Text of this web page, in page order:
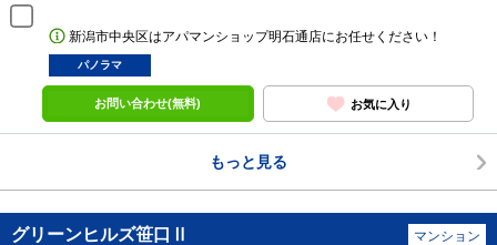
新潟市中央区はアパマンショップ明石通店にお任せください！
パノラマ
お問い合わせ(無料) お気に入り
もっと見る
グリーンヒルズ笹口Ⅱ マンション